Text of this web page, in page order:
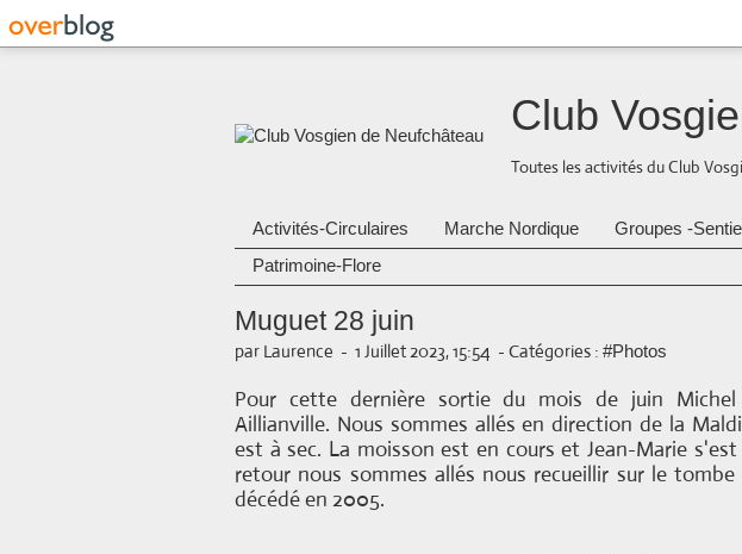
Club
Toutes les activités du Club
Activités-Circulaires Marche Nordique Groupes -
Patrimoine-Flore
Muguet 28 juin
par Laurence - 1 Juillet 2023, 15:54 - Catégories : #Photos
Pour cette dernière sortie du mois de juin
Aillianville. Nous sommes allés en direction de la
est à sec. La moisson est en cours et Jean-Marie
retour nous sommes allés nous recueillir sur le tombe
décédé en 2005.